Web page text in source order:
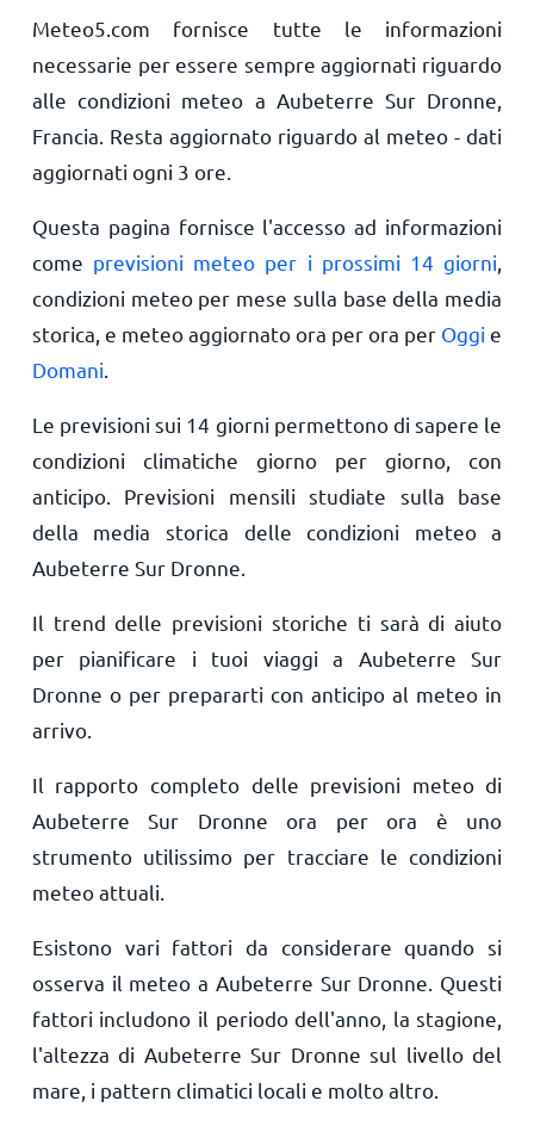
Meteo5.com fornisce tutte le informazioni
necessarie per essere sempre aggiornati riguardo
alle condizioni meteo a Aubeterre Sur Dronne,
Francia. Resta aggiornato riguardo al meteo - dati
aggiornati ogni 3 ore.
Questa pagina fornisce l'accesso ad informazioni
come previsioni meteo per i prossimi 14 giorni
condizioni meteo per mese sulla base della media
storica, e meteo aggiornato ora per ora per Oggi e
Domani
Le previsioni sui 14 giorni permettono di sapere le
condizioni climatiche giorno per giorno, con
anticipo. Previsioni mensili studiate sulla base
della media storica delle condizioni meteo a
Aubeterre Sur Dronne.
Il trend delle previsioni storiche ti sarà di aiuto
per pianificare i tuoi viaggi a Aubeterre Sur
Dronne o per prepararti con anticipo al meteo in
arrivo.
Il rapporto completo delle previsioni meteo di
Aubeterre Sur Dronne ora per ora è uno
strumento utilissimo per tracciare le condizioni
meteo attuali.
Esistono vari fattori da considerare quando si
osserva il meteo a Aubeterre Sur Dronne. Questi
fattori includono il periodo dell'anno, la stagione,
l'altezza di Aubeterre Sur Dronne sul livello del
mare, i pattern climatici locali e molto altro.